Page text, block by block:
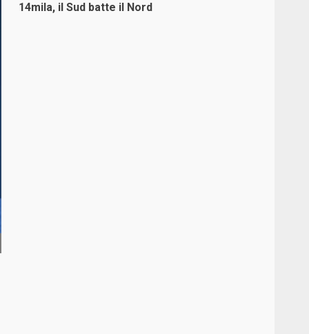
14mila, il Sud batte il Nord